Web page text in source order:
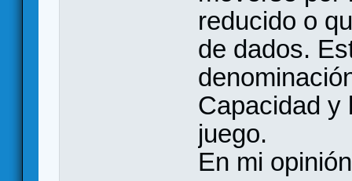
reducido o
de dados.
Capacidad y
juego.
En mi